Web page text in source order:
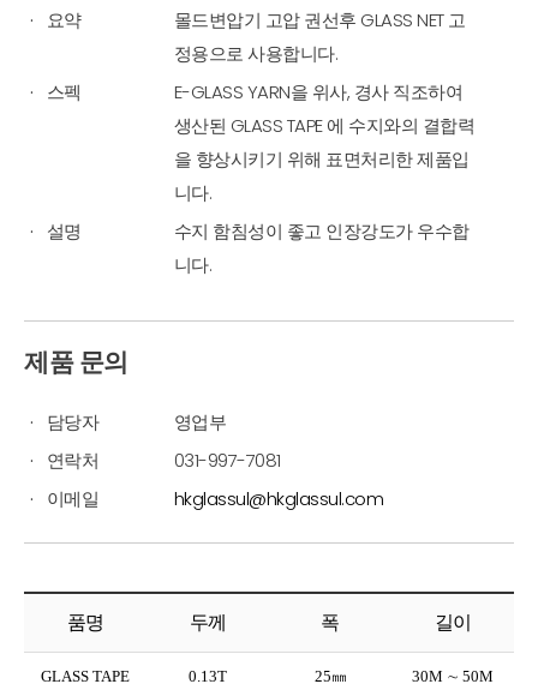
요약
몰드변압기 고압 권선후 GLASS NET 고
정용으로 사용합니다.
스펙
E-GLASS YARN을 위사, 경사 직조하여
생산된 GLASS TAPE 에 수지와의 결합력
을 향상시키기 위해 표면처리한 제품입
니다.
설명
수지 함침성이 좋고 인장강도가 우수합
니다.
제품 문의
담당자
영업부
연락처
031-997-7081
이메일
hkglassul@hkglassul.com
품명 두께 폭 길이